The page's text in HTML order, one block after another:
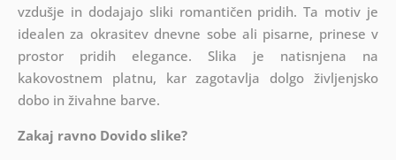
vzdušje in dodajajo sliki romantičen pridih. Ta motiv je
idealen za okrasitev dnevne sobe ali pisarne, prinese v
prostor pridih elegance. Slika je natisnjena na
kakovostnem platnu, kar zagotavlja dolgo življenjsko
dobo in živahne barve.
Zakaj ravno Dovido slike?